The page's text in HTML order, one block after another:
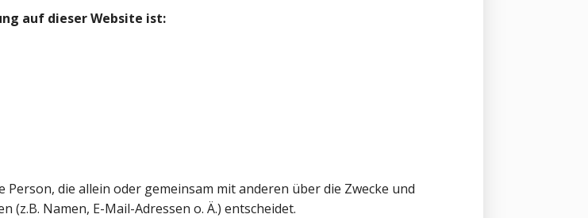
auf dieser Website ist:
die allein oder gemeinsam mit anderen über die Zwecke und
Namen, E-Mail-Adressen o. Ä.) entscheidet.